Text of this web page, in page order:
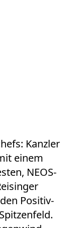
Kanzler
einem
NEOS-
Positiv-